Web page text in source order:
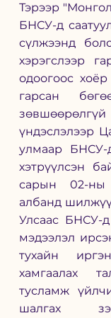
Тэрээр "
БНСУ-д
сүлжээнд
хэрэгслээр
одоогоос
гарсан
зөвшөөрөлгүй
үндэслэлээр
улмаар БНСУ-
хэтрүүлсэн
сарын 02-ны
албанд
Улсаас БНСУ-
мэдээлэл
тухайн
хамгаалах
тусламж
шалгах